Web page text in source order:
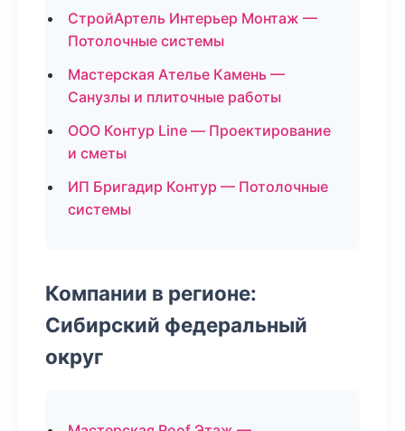
СтройАртель Интерьер Монтаж —
Потолочные системы
Мастерская Ателье Камень —
Санузлы и плиточные работы
ООО Контур Line — Проектирование
и сметы
ИП Бригадир Контур — Потолочные
системы
Компании в регионе:
Сибирский федеральный
округ